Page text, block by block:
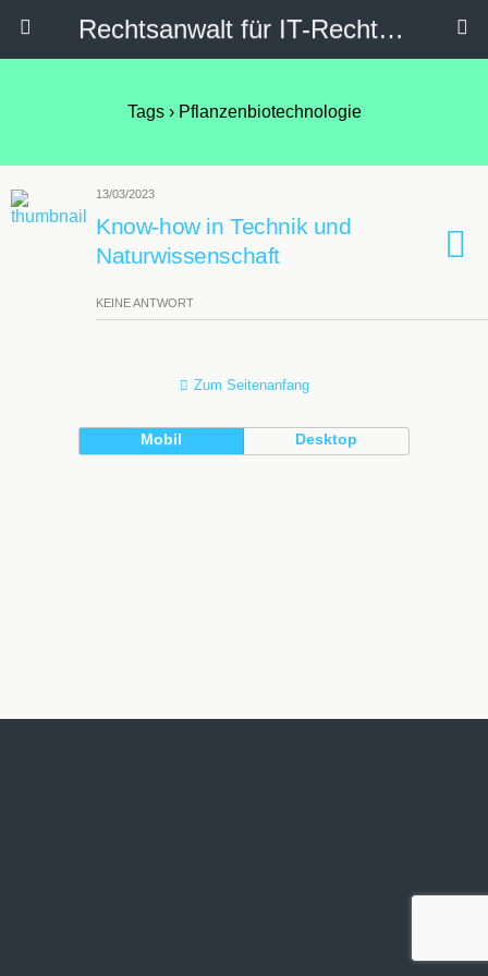
Rechtsanwalt für IT-Recht, Internetrecht, Datenschutz & Social Media
Tags › Pflanzenbiotechnologie
13/03/2023
Know-how in Technik und
Naturwissenschaft
KEINE ANTWORT
Zum Seitenanfang
Mobil Desktop